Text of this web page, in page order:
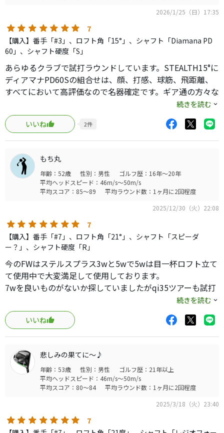
2026/1/25（日）17:35
7
【購入】番手「#3」、ロフト角「15°」、シャフト「Diamana PD
60」、シャフト硬度「S」
あらゆるクラブで試打ラウンドしています。STEALTH15°に
ディアマナPD60Sの組合せは、顔、打感、球筋、飛距離、
すべてにおいて高評価なので名器確定です。ギア通の方々な
らご存知の通りで最新が最良のクラブではない。割高の新
しめクラブはスルーしラウンドプレーに投資しましょう。
但し年々進化はしているので最新から8年以内の中からお好
みクラブを選択する事をおすすめします。
続きを読む
いいね
2件
もち丸
年齢：52歳 性別：男性
ゴルフ歴：16年～20年
平均ヘッドスピード：46m/s～50m/s
平均スコア：85～89
平均ラウンド数：1ヶ月に2回程度
2025/12/30（火）22:08
7
【購入】番手「#7」、ロフト角「21°」、シャフト「スピーダ
ー？」、シャフト硬度「R」
今のFWはステルスプラス3wと5wで5wは目一杯ロフト立て
て使用中で大変満足して使用しております。
7wを良いものがないか探していましたがqi35ツアーも試打
しましたがクラウンの色があまり好みではなく来季の新モ
デルらしいqi4dがクラウンが黒で私の好みなので発売まで
待つかな〜って思っていましたが大手量販店に今日ふらっ
と中古コーナーに立ち寄りました。
するとノーマルステルスの7wでわりとキレイなものがあり
構えてみると結構ディープで構えやすく(ディープが好き！
シャローはテンプラしそうな感じで構えにくい)顔も合格！
ただシャフトはスピーダーの白?でフレックスがRでワッグ
シャフトダメなら手持ちのシャフトでリシャフトすれば良
いかと思い衝動買いしてしまいました。
続きを読む
いいね
悲しみの果てに～♪
年齢：53歳 性別：男性
ゴルフ歴：21年以上
平均ヘッドスピード：46m/s～50m/s
平均スコア：80～84
平均ラウンド数：1ヶ月に2回程度
2025/3/18（火）23:40
7